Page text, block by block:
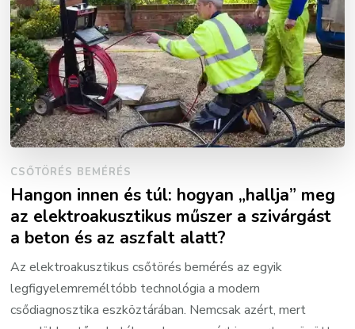
CSŐTÖRÉS BEMÉRÉS
Hangon innen és túl: hogyan „hallja” meg
az elektroakusztikus műszer a szivárgást
a beton és az aszfalt alatt?
Az elektroakusztikus csőtörés bemérés az egyik
legfigyelemreméltóbb technológia a modern
csődiagnosztika eszköztárában. Nemcsak azért, mert